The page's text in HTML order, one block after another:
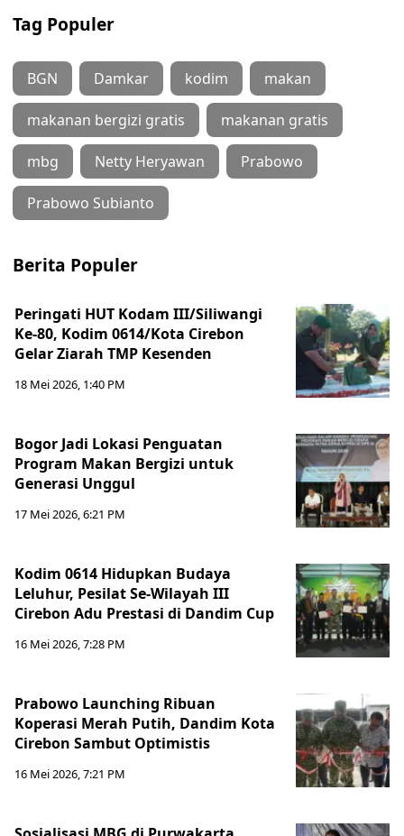
Tag Populer
BGN Damkar kodim makan
makanan bergizi gratis makanan gratis
mbg Netty Heryawan Prabowo
Prabowo Subianto
Berita Populer
Peringati HUT Kodam III/Siliwangi
Ke-80, Kodim 0614/Kota Cirebon
Gelar Ziarah TMP Kesenden
18 Mei 2026, 1:40 PM
Bogor Jadi Lokasi Penguatan
Program Makan Bergizi untuk
Generasi Unggul
17 Mei 2026, 6:21 PM
Kodim 0614 Hidupkan Budaya
Leluhur, Pesilat Se-Wilayah III
Cirebon Adu Prestasi di Dandim Cup
16 Mei 2026, 7:28 PM
Prabowo Launching Ribuan
Koperasi Merah Putih, Dandim Kota
Cirebon Sambut Optimistis
16 Mei 2026, 7:21 PM